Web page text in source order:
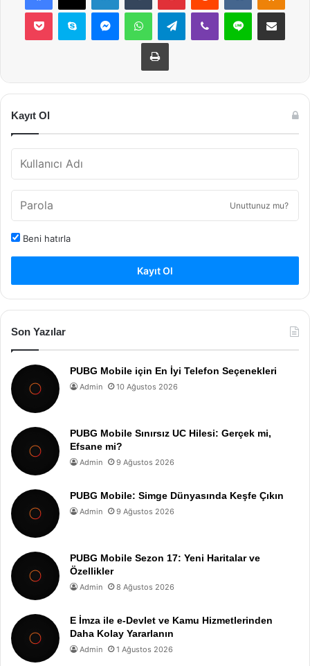
Pocket Skype MessengerWhatsAppTelegramViber Line E-Posta ile
Yazdır
Kayıt Ol
Unuttunuz mu?
Beni hatırla
Kayıt Ol
Son Yazılar
PUBG Mobile için En İyi Telefon Seçenekleri
Admin 10 Ağustos 2026
PUBG Mobile Sınırsız UC Hilesi: Gerçek mi,
Efsane mi?
Admin 9 Ağustos 2026
PUBG Mobile: Simge Dünyasında Keşfe Çıkın
Admin 9 Ağustos 2026
PUBG Mobile Sezon 17: Yeni Haritalar ve
Özellikler
Admin 8 Ağustos 2026
E İmza ile e-Devlet ve Kamu Hizmetlerinden
Daha Kolay Yararlanın
Admin 1 Ağustos 2026